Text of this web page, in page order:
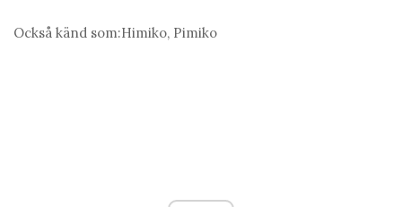
Också känd som:Himiko, Pimiko